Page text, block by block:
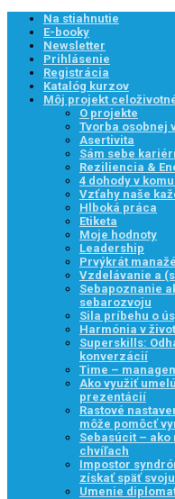
Na stiahnutie
E-booky
Newsletter
Prihlásenie
Registrácia
Katalóg kurzov
Môj projekt
O projekte
Tvorba osobnej
Asertivita
Sám sebe
Reziliencia &
4 dohody v
Vzťahy naše
Hlboká práca
Etiketa
Moje hodnoty
Leadership
Prvýkrát
Vzdelávanie a
Sebapoznanie
sebarozvoju
Sila príbehu o
Harmónia v
Superskills:
konverzácií
Time –
Ako využiť
prezentácií
Rastové
môže pomôcť
Sebasúcit –
chvíľach
Impostor
získať späť
Umenie